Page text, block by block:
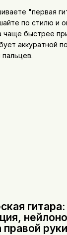
"первая
по стилю и
чаще быстрее
аккуратной
гитара:
правой руки